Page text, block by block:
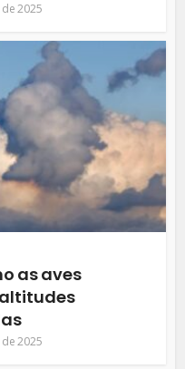
2025
as aves
2025